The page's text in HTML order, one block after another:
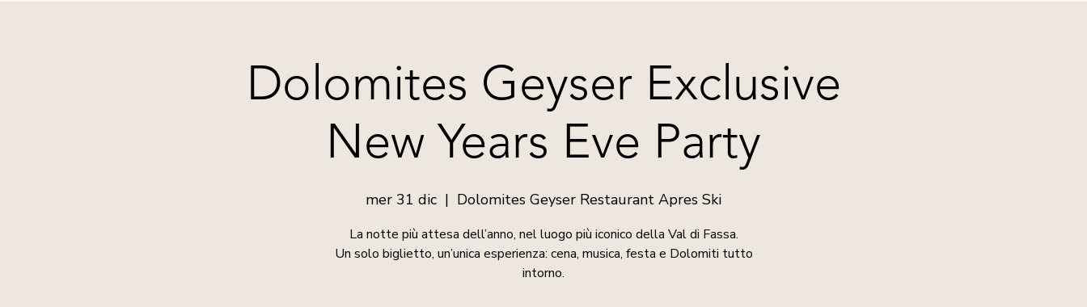
Dolomites Geyser Exclusive
New Years Eve Party
mer 31 dic
  |
Dolomites Geyser Restaurant Apres Ski
La notte più attesa dell’anno, nel luogo più iconico della Val di Fassa.
Un solo biglietto, un’unica esperienza: cena, musica, festa e Dolomiti tutto
intorno.